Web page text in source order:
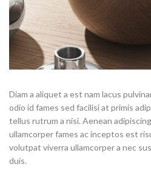
Diam a aliquet a est nam lacus
odio id fames sed facilisi at primis
tellus rutrum a nisi. Aenean
ullamcorper fames ac inceptos est
volutpat viverra ullamcorper a nec
duis.